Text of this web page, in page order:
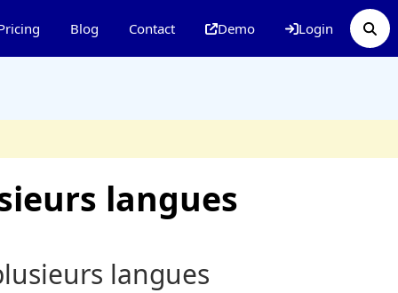
Blog Contact Demo Login
langues
langues